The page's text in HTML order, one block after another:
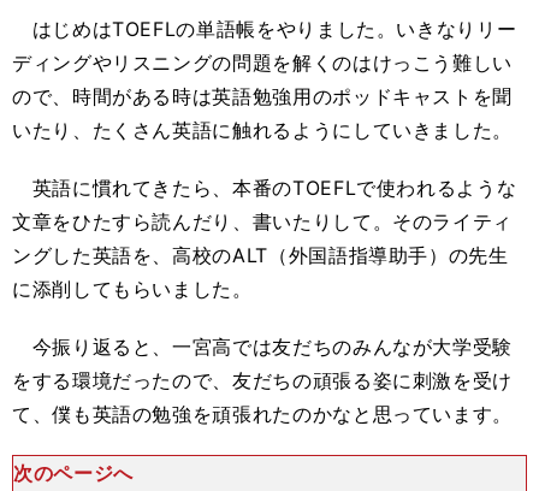
はじめはTOEFLの単語帳をやりました。いきなりリー
ディングやリスニングの問題を解くのはけっこう難しい
ので、時間がある時は英語勉強用のポッドキャストを聞
いたり、たくさん英語に触れるようにしていきました。
英語に慣れてきたら、本番のTOEFLで使われるような
文章をひたすら読んだり、書いたりして。そのライティ
ングした英語を、高校のALT（外国語指導助手）の先生
に添削してもらいました。
今振り返ると、一宮高では友だちのみんなが大学受験
をする環境だったので、友だちの頑張る姿に刺激を受け
て、僕も英語の勉強を頑張れたのかなと思っています。
次のページへ